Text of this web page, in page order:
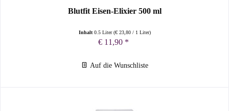
Blutfit Eisen-Elixier 500 ml
Inhalt 0.5 Liter(€ 23,80/ 1 Liter)
€ 11,90 *
Auf die Wunschliste